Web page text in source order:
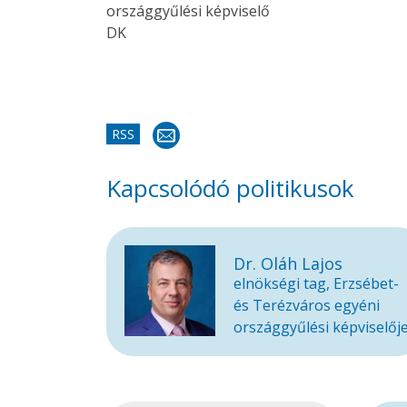
országgyűlési képviselő
DK
RSS
Kapcsolódó politikusok
Dr. Oláh Lajos
elnökségi tag, Erzsébet-
és Terézváros egyéni
országgyűlési